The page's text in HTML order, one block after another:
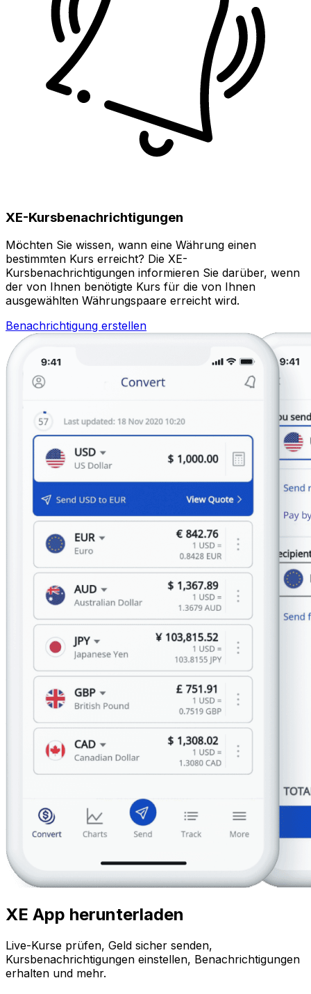
XE-Kursbenachrichtigungen
Möchten Sie wissen, wann eine Währung einen
bestimmten Kurs erreicht? Die XE-
Kursbenachrichtigungen informieren Sie darüber, wenn
der von Ihnen benötigte Kurs für die von Ihnen
ausgewählten Währungspaare erreicht wird.
Benachrichtigung erstellen
XE App herunterladen
Live-Kurse prüfen, Geld sicher senden,
Kursbenachrichtigungen einstellen, Benachrichtigungen
erhalten und mehr.